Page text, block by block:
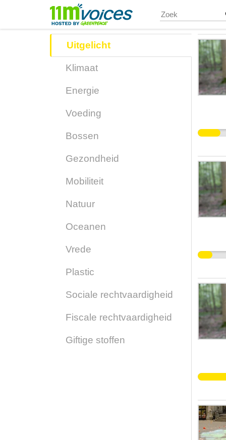
main
Uitgelicht
Klimaat
Energie
Voeding
Bossen
Gezondheid
Mobiliteit
Natuur
Oceanen
Vrede
Plastic
Sociale rechtvaardigheid
Fiscale rechtvaardigheid
Giftige stoffen